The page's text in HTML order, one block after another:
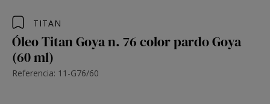
TITAN
Óleo Titan Goya n. 76 color pardo Goya
(60 ml)
Referencia: 11-G76/60